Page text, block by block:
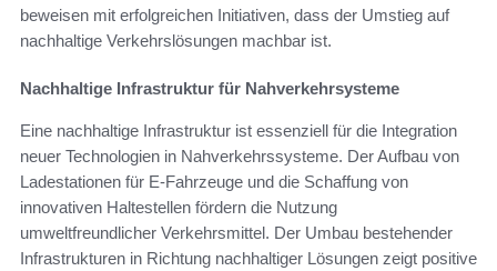
beweisen mit erfolgreichen Initiativen, dass der Umstieg auf
nachhaltige Verkehrslösungen machbar ist.
Nachhaltige Infrastruktur für Nahverkehrsysteme
Eine nachhaltige Infrastruktur ist essenziell für die Integration
neuer Technologien in Nahverkehrssysteme. Der Aufbau von
Ladestationen für E-Fahrzeuge und die Schaffung von
innovativen Haltestellen fördern die Nutzung
umweltfreundlicher Verkehrsmittel. Der Umbau bestehender
Infrastrukturen in Richtung nachhaltiger Lösungen zeigt positive